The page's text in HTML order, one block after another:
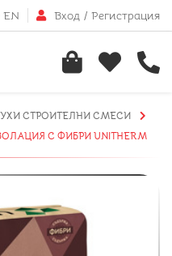
EN Вход / Регистрация
СТРОИТЕЛНИ СМЕСИ
С ФИБРИ UNITHERM